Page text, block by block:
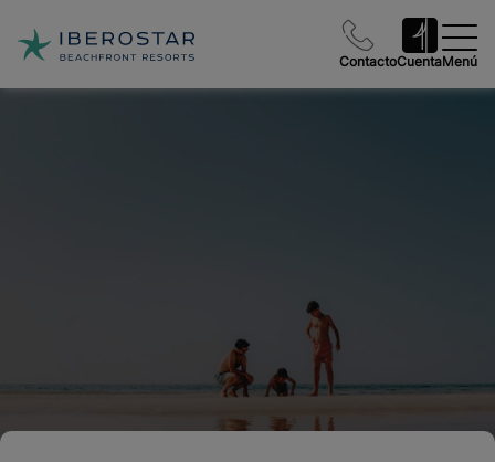
ContactoCuentaMenú